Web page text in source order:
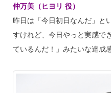
仲万美（ヒヨリ 役）
昨日は「今日初日なんだ」と
すけれど、今日やっと実感で
ているんだ！」みたいな達成